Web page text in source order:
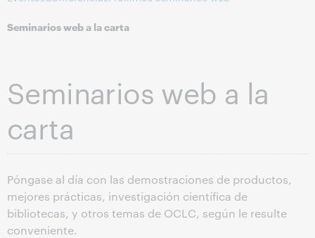
Seminarios web a la carta
Seminarios web a la
carta
Póngase al día con las demostraciones de productos,
mejores prácticas, investigación científica de
bibliotecas, y otros temas de OCLC, según le resulte
conveniente.